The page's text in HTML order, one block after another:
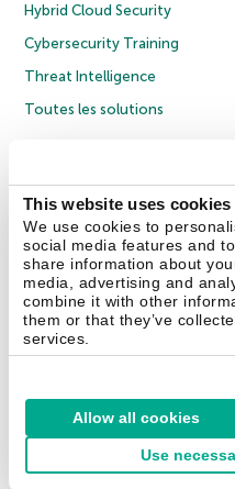
This website uses cookies
We use cookies to
social media features and
share information about
media, advertising and
combine it with other
them or that they’ve
services.
Allow all cookies
Use
Hybrid Cloud Security
Cybersecurity Training
Threat Intelligence
Toutes les solutions
Contrat de licence entreprises
Nous contacter À propos
Securelist Eugene Personal Blog
France & Suisse